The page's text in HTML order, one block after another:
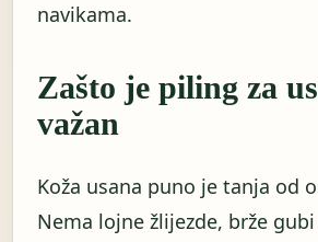
navikama.
Zašto je piling za
važan
Koža usana puno je tanja od
Nema lojne žlijezde, brže